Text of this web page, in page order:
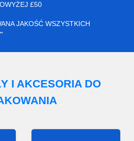
£50
JAKOŚĆ WSZYSTKICH
I AKCESORIA DO